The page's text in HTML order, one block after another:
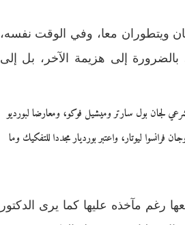
ويتطوران معا، وفي الوقت نفسه،
بالضرورة إلى هزيمة الآخر، بل إلى
لجان بول سارتر وميشيل فوكو، ومعارضا لبورديو
ليوتار، واعتبر بورديار مجددا للتفكيك وما
مآخذه عليها كما يرى الدكتور